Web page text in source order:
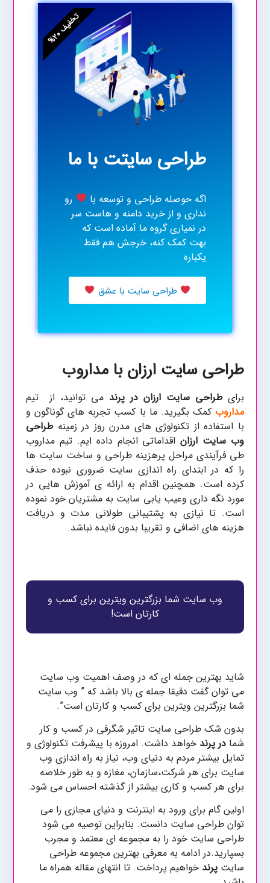
طراحی سایتت با ما
اگه حوصله طراحی و توسعه با
رو
نداری و از خرید دامنه و هاست سر
در نمیاری گروه ما آماده است که
بهت کمک کنه، خرجش هم فقط
یکباره
طراحی سایت با عشق
ت
خ
ف
ی
ف
۲
۰
%
طراحی سایت ارزان با مداروب
برایطراحی سایت ارزان در پرند می توانید، از تیم
مداروب کمک بگیرید. ما با کسب تجربه های گوناگون و
با استفاده از تکنولوژی های مدرن روز در زمینهطراحی
وب سایت ارزاناقداماتی انجام داده ایم. تیم مداروب
طی فرآیندی مراحل پرهزینه طراحی و ساخت سایت ها
را که در ابتدای راه اندازی سایت ضروری نبوده حذف
کرده است. همچنین اقدام به ارائه ی آموزش هایی در
مورد نگه داری وعیب یابی سایت به مشتریان خود نموده
است. تا نیازی به پشتیبانی طولانی مدت و دریافت
هزینه های اضافی و تقریبا بدون فایده نباشد.
وب سایت شما بزرگترین ویترین برای کسب و
کارتان است!
شاید بهترین جمله ای که در وصف اهمیت وب سایت
می توان گفت دقیقا جمله ی بالا باشد که ” وب سایت
شما بزرگترین ویترین برای کسب و کارتان است”.
بدون شک طراحی سایت تاثیر شگرفی در کسب و کار
شمادر پرند خواهد داشت. امروزه با پیشرفت تکنولوژی و
تمایل بیشتر مردم به دنیای وب، نیاز به راه اندازی وب
سایت برای هر شرکت،سازمان، مغازه و به طور خلاصه
برای هر کسب و کاری بیشتر از گذشته احساس می شود.
اولین گام برای ورود به اینترنت و دنیای مجازی را می
توان طراحی سایت دانست. بنابراین توصیه می شود
طراحی سایت خود را به مجموعه ای معتمد و مجرب
بسپارید.در ادامه به معرفی بهترین مجموعه طراحی
سایتپرند خواهیم پرداخت. تا انتهای مقاله همراه ما